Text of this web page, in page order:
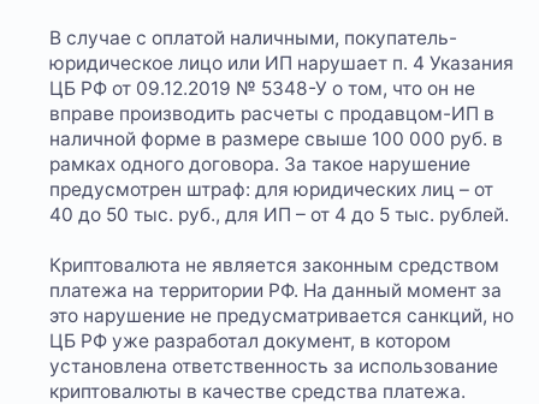
В случае с оплатой наличными, покупатель-
юридическое лицо или ИП нарушает п. 4 Указания
ЦБ РФ от 09.12.2019 № 5348-У о том, что он не
вправе производить расчеты с продавцом-ИП в
наличной форме в размере свыше 100 000 руб. в
рамках одного договора. За такое нарушение
предусмотрен штраф: для юридических лиц – от
40 до 50 тыс. руб., для ИП – от 4 до 5 тыс. рублей.
Криптовалюта не является законным средством
платежа на территории РФ. На данный момент за
это нарушение не предусматривается санкций, но
ЦБ РФ уже разработал документ, в котором
установлена ответственность за использование
криптовалюты в качестве средства платежа.